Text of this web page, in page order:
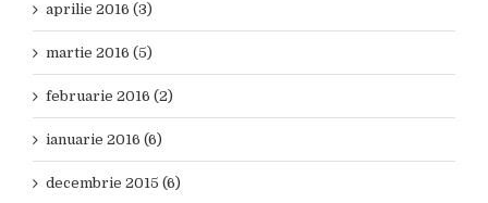
aprilie 2016 (3)
martie 2016 (5)
februarie 2016 (2)
ianuarie 2016 (6)
decembrie 2015 (6)